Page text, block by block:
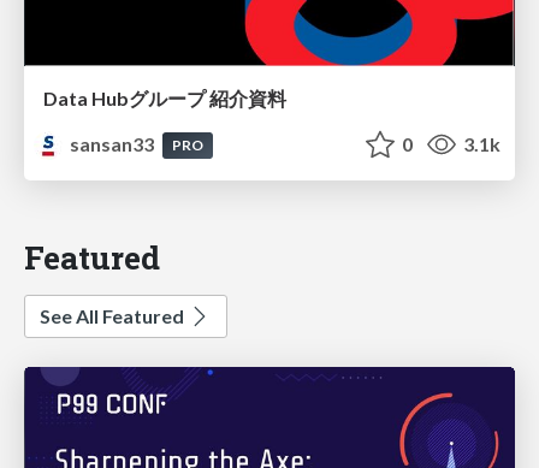
Data Hubグループ 紹介資料
sansan33
PRO 0 3.1k
Featured
See All Featured